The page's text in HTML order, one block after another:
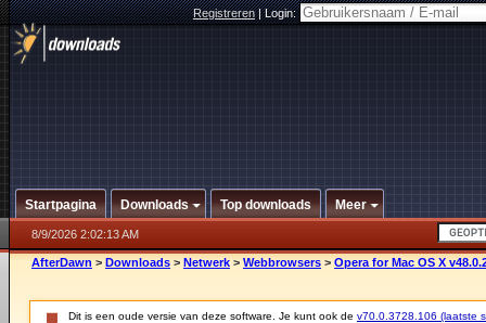
Registreren|Login:
Startpagina Downloads Top downloads Meer
8/9/2026 2:02:13 AM
AfterDawn > Downloads > Netwerk > Webbrowsers > Opera for Mac OS X
Dit is een oude versie van deze software. Je kunt ook de v70.0.3728.106 (laatste